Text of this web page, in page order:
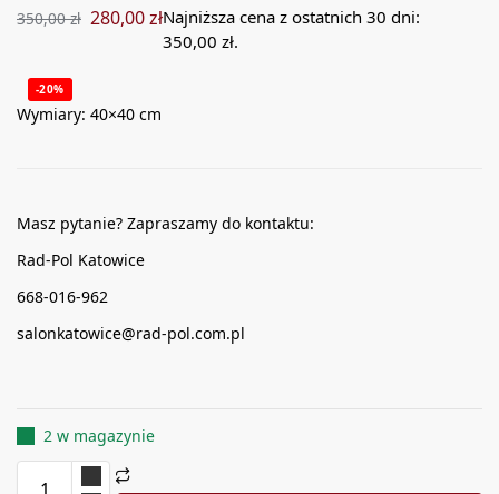
350,00zł 280,00złNajniższa cena z ostatnich 30 dni:
350,00 zł.
-20%
Wymiary: 40×40 cm
Masz pytanie? Zapraszamy do kontaktu:
Rad-Pol Katowice
668-016-962
salonkatowice@rad-pol.com.pl
2 w magazynie